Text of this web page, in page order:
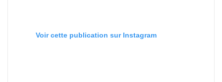
Voir cette publication sur Instagram